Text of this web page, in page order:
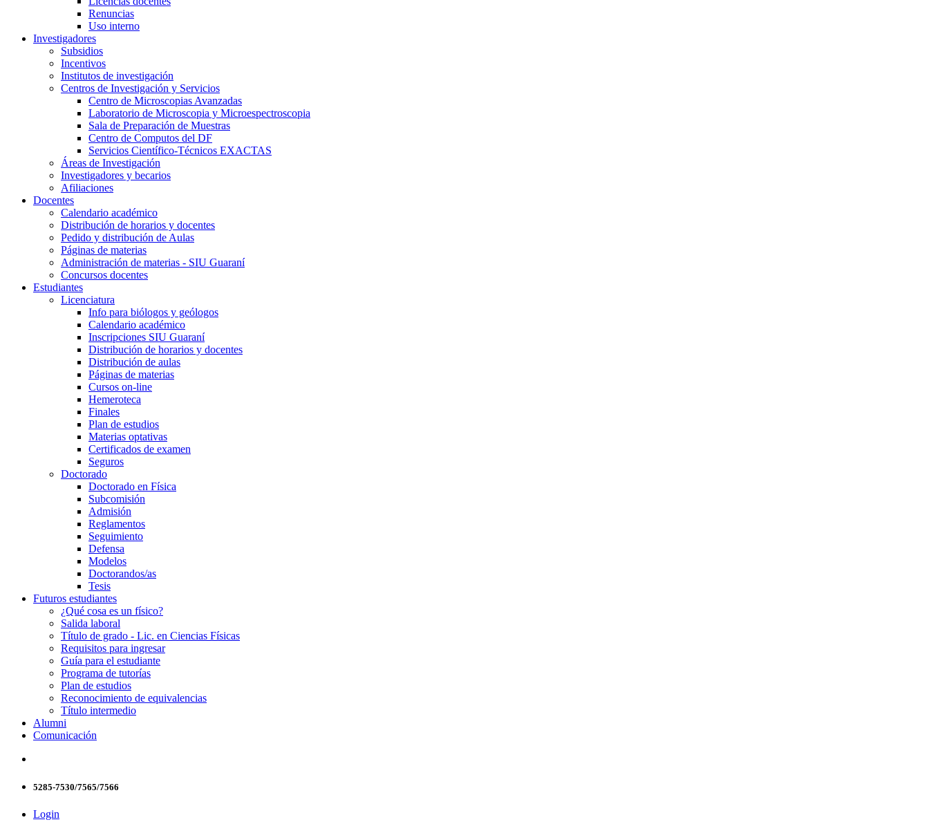
Renuncias
Uso interno
Investigadores
Subsidios
Incentivos
Institutos de investigación
Centros de Investigación y Servicios
Centro de Microscopias Avanzadas
Laboratorio de Microscopia y Microespectroscopia
Sala de Preparación de Muestras
Centro de Computos del DF
Servicios Científico-Técnicos EXACTAS
Áreas de Investigación
Investigadores y becarios
Afiliaciones
Docentes
Calendario académico
Distribución de horarios y docentes
Pedido y distribución de Aulas
Páginas de materias
Administración de materias - SIU Guaraní
Concursos docentes
Estudiantes
Licenciatura
Info para biólogos y geólogos
Calendario académico
Inscripciones SIU Guaraní
Distribución de horarios y docentes
Distribución de aulas
Páginas de materias
Cursos on-line
Hemeroteca
Finales
Plan de estudios
Materias optativas
Certificados de examen
Seguros
Doctorado
Doctorado en Física
Subcomisión
Admisión
Reglamentos
Seguimiento
Defensa
Modelos
Doctorandos/as
Tesis
Futuros estudiantes
¿Qué cosa es un físico?
Salida laboral
Título de grado - Lic. en Ciencias Físicas
Requisitos para ingresar
Guía para el estudiante
Programa de tutorías
Plan de estudios
Reconocimiento de equivalencias
Título intermedio
Alumni
Comunicación
5285-7530/7565/7566
Login